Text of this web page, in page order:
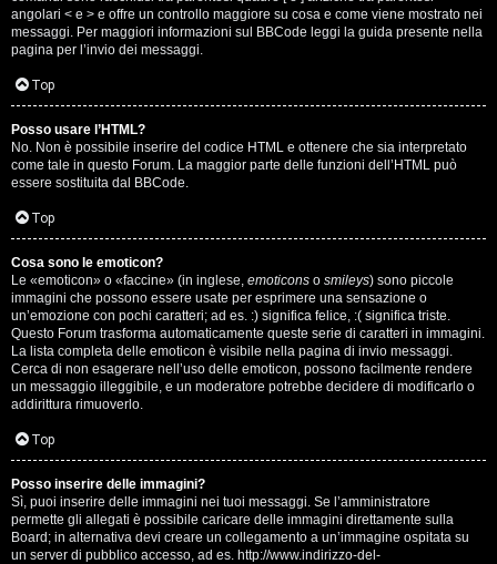
angolari < e > e offre un controllo maggiore su cosa e come viene mostrato nei
messaggi. Per maggiori informazioni sul BBCode leggi la guida presente nella
pagina per l’invio dei messaggi.
Top
Posso usare l’HTML?
No. Non è possibile inserire del codice HTML e ottenere che sia interpretato
come tale in questo Forum. La maggior parte delle funzioni dell’HTML può
essere sostituita dal BBCode.
Top
Cosa sono le emoticon?
Le «emoticon» o «faccine» (in inglese, emoticons o smileys) sono piccole
immagini che possono essere usate per esprimere una sensazione o
un’emozione con pochi caratteri; ad es. :) significa felice, :( significa triste.
Questo Forum trasforma automaticamente queste serie di caratteri in immagini.
La lista completa delle emoticon è visibile nella pagina di invio messaggi.
Cerca di non esagerare nell’uso delle emoticon, possono facilmente rendere
un messaggio illeggibile, e un moderatore potrebbe decidere di modificarlo o
addirittura rimuoverlo.
Top
Posso inserire delle immagini?
Sì, puoi inserire delle immagini nei tuoi messaggi. Se l’amministratore
permette gli allegati è possibile caricare delle immagini direttamente sulla
Board; in alternativa devi creare un collegamento a un’immagine ospitata su
un server di pubblico accesso, ad es. http://www.indirizzo-del-
i
n
o
R
i
f
l
e
s
s
i
o
n
i